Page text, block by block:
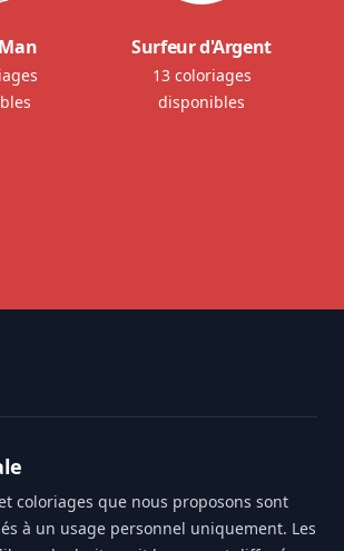
Surfeur d'Argent
13 coloriages
disponibles
coloriages que nous proposons sont
à un usage personnel uniquement. Les